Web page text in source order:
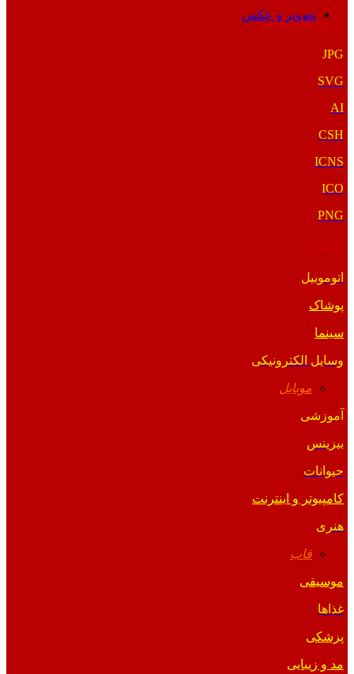
تصویر و عکس
فرمت‌های خاص
JPG
SVG
AI
CSH
ICNS
ICO
PNG
اتوموبیل
پوشاک
سینما
وسایل الکترونیکی
موبایل
آموزشی
بیزینس
حیوانات
کامپیوتر و اینترنت
هنری
قاب
موسیقی
غذاها
پزشکی
مد و زیبایی